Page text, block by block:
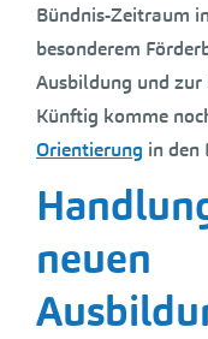
Bündnis-Zeitraum
besonderem
Ausbildung und
Künftig komme
Orientierung in den
neuen